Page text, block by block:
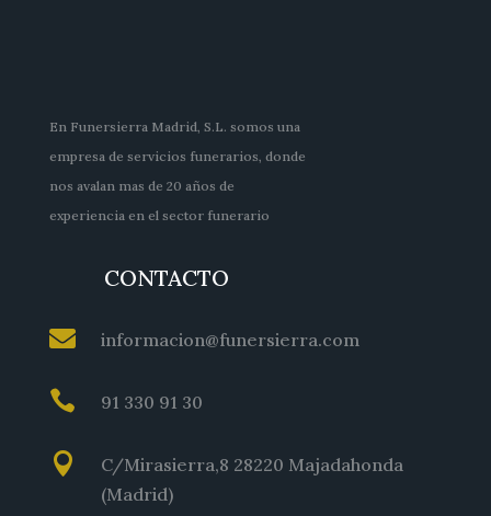
En Funersierra Madrid, S.L. somos una
empresa de servicios funerarios, donde
nos avalan mas de 20 años de
experiencia en el sector funerario
CONTACTO
 informacion@funersierra.com
 91 330 91 30

C/Mirasierra,8 28220 Majadahonda
(Madrid)